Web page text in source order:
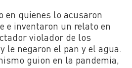
en quienes lo acusaron
e inventaron un relato en
violador de los
le negaron el pan y el agua.
guion en la pandemia,